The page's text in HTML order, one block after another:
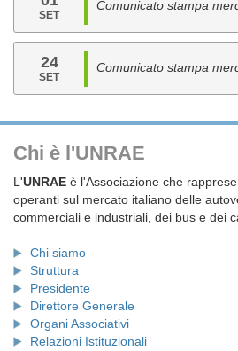
SET
Comunicato stampa
24
SET
Comunicato stampa
Chi è l'UNRAE
L'UNRAE è l'Associazione che
operanti sul mercato italiano delle
commerciali e industriali, dei bus e dei
Chi siamo
Struttura
Presidente
Direttore Generale
Organi Associativi
Relazioni Istituzionali